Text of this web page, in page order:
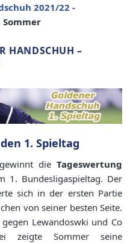
2021/22 -
Sommer
HANDSCHUH –
1. Spieltag
dieTageswertung
1. Bundesligaspieltag. Der
sich in der ersten Partie
von seiner besten Seite.
Lewandoswki und Co
zeigte Sommer seine